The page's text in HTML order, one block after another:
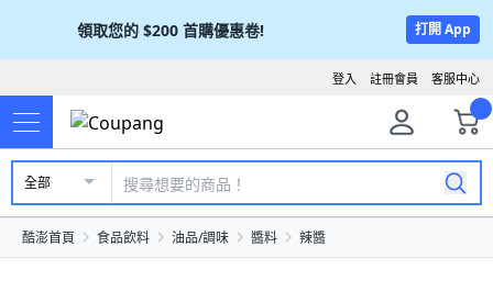
領取您的 $200 首購優惠卷! 打開 App
客服中心
註冊會員
登入
全部
酷澎首頁 食品飲料 油品/調味 醬料 辣醬